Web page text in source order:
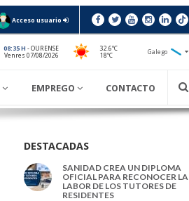
Acceso usuario
08:35 H - OURENSE
Venres 07/08/2026
32.6ºC
18ºC
Galego
EMPREGO CONTACTO
DESTACADAS
SANIDAD CREA UN DIPLOMA
OFICIAL PARA RECONOCER LA
LABOR DE LOS TUTORES DE
RESIDENTES